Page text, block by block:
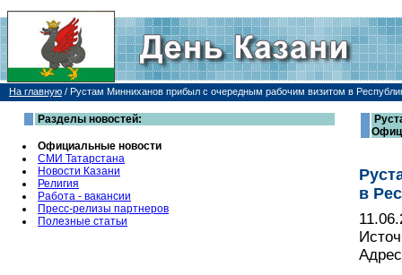
На главную / Рустам Минниханов прибыл с очередным рабочим визитом в
Разделы новостей:
Официальные новости
СМИ Татарстана
Новости Казани
Религия
Работа - вакансии
Пресс-релизы партнеров
Полезные статьи
в